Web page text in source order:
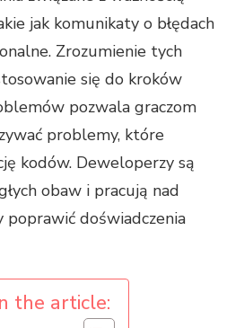
jak komunikaty o błędach
Zrozumienie tych
się do kroków
pozwala graczom
problemy, które
kodów. Deweloperzy są
obaw i pracują nad
poprawić doświadczenia
the article: